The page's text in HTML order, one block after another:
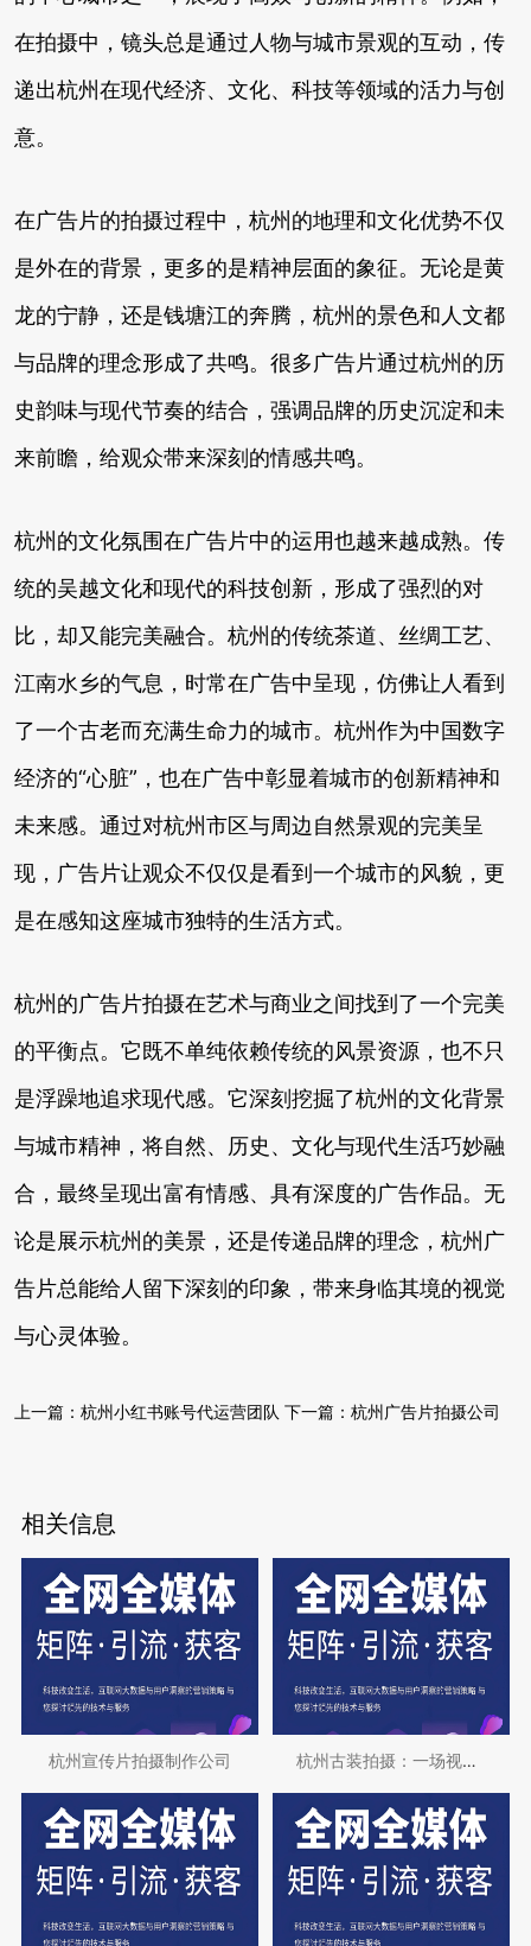
在拍摄中，镜头总是通过人物与城市景观的互动，传
递出杭州在现代经济、文化、科技等领域的活力与创
意。
在广告片的拍摄过程中，杭州的地理和文化优势不仅
是外在的背景，更多的是精神层面的象征。无论是黄
龙的宁静，还是钱塘江的奔腾，杭州的景色和人文都
与品牌的理念形成了共鸣。很多广告片通过杭州的历
史韵味与现代节奏的结合，强调品牌的历史沉淀和未
来前瞻，给观众带来深刻的情感共鸣。
杭州的文化氛围在广告片中的运用也越来越成熟。传
统的吴越文化和现代的科技创新，形成了强烈的对
比，却又能完美融合。杭州的传统茶道、丝绸工艺、
江南水乡的气息，时常在广告中呈现，仿佛让人看到
了一个古老而充满生命力的城市。杭州作为中国数字
经济的“心脏”，也在广告中彰显着城市的创新精神和
未来感。通过对杭州市区与周边自然景观的完美呈
现，广告片让观众不仅仅是看到一个城市的风貌，更
是在感知这座城市独特的生活方式。
杭州的广告片拍摄在艺术与商业之间找到了一个完美
的平衡点。它既不单纯依赖传统的风景资源，也不只
是浮躁地追求现代感。它深刻挖掘了杭州的文化背景
与城市精神，将自然、历史、文化与现代生活巧妙融
合，最终呈现出富有情感、具有深度的广告作品。无
论是展示杭州的美景，还是传递品牌的理念，杭州广
告片总能给人留下深刻的印象，带来身临其境的视觉
与心灵体验。
上一篇： 杭州小红书账号代运营团队 下一篇： 杭州广告片拍摄公司
相关信息
杭州宣传片拍摄制作公司 杭州古装拍摄：一场视觉与文化的双重盛宴